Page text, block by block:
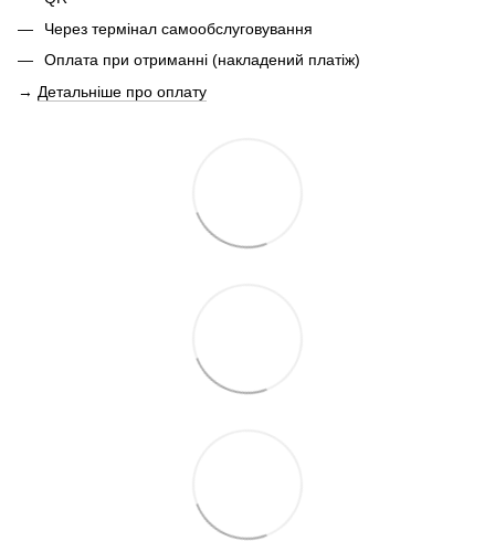
Через термінал самообслуговування
Оплата при отриманні (накладений платіж)
→ Детальніше про оплату